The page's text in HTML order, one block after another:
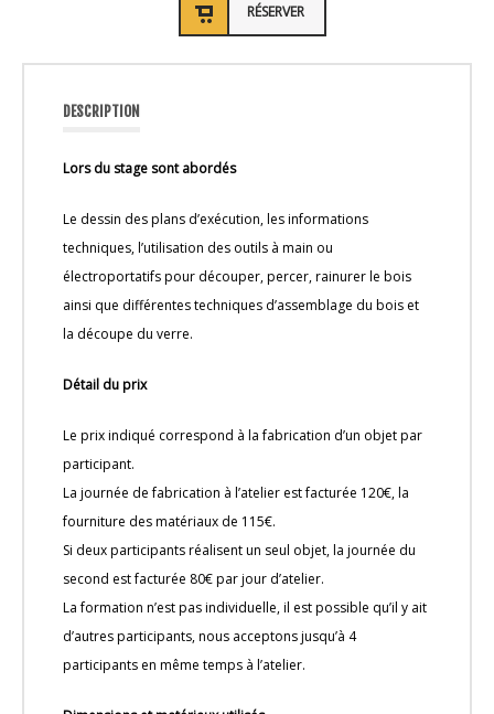
RÉSERVER
DESCRIPTION
Lors du stage sont abordés
Le dessin des plans d’exécution, les informations
techniques, l’utilisation des outils à main ou
électroportatifs pour découper, percer, rainurer le bois
ainsi que différentes techniques d’assemblage du bois et
la découpe du verre.
Détail du prix
Le prix indiqué correspond à la fabrication d’un objet par
participant.
La journée de fabrication à l’atelier est facturée 120€, la
fourniture des matériaux de 115€.
Si deux participants réalisent un seul objet, la journée du
second est facturée 80€ par jour d’atelier.
La formation n’est pas individuelle, il est possible qu’il y ait
d’autres participants, nous acceptons jusqu’à 4
participants en même temps à l’atelier.